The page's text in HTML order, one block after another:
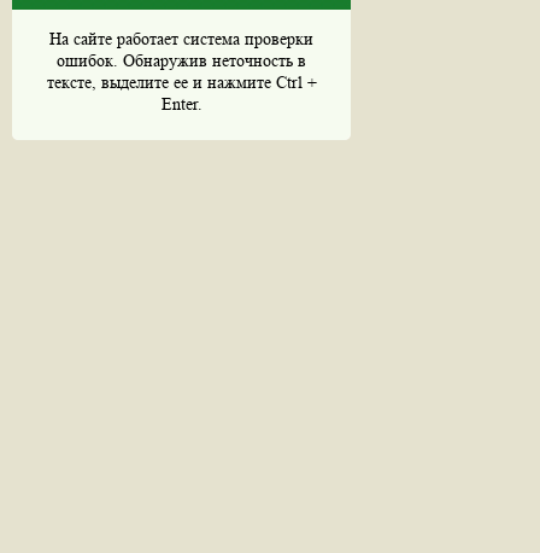
На сайте работает система проверки
ошибок. Обнаружив неточность в
тексте, выделите ее и нажмите Ctrl +
Enter.